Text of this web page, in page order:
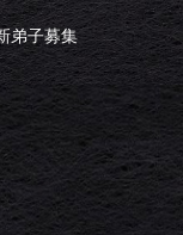
弟子募集